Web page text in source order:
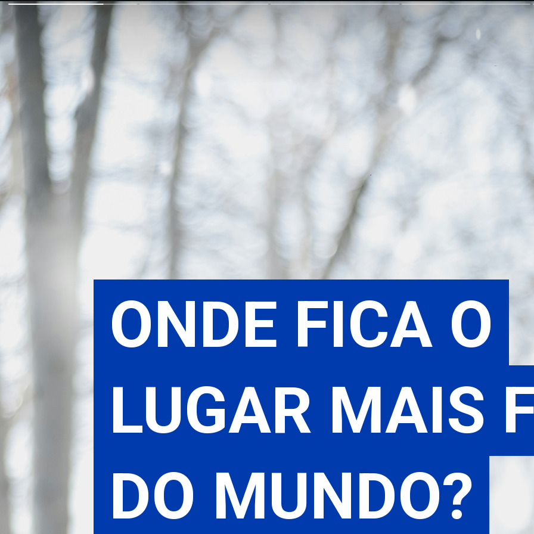
CURIOSIDADE
ONDE FICA O
LUGAR MAIS
DO MUNDO?
ONDE FICA O
LUGAR MAIS
DO MUNDO?